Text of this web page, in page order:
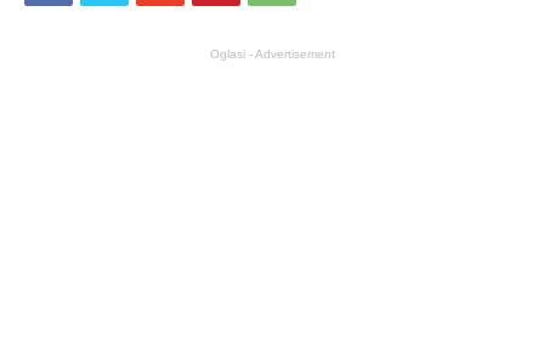
Oglasi - Advertisement